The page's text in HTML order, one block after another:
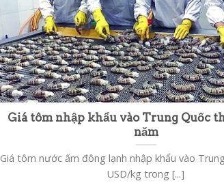
Giá tôm nhập khẩu vào Trung Quốc
năm
Giá tôm nước ấm đông lạnh nhập khẩu vào
USD/kg trong [...]